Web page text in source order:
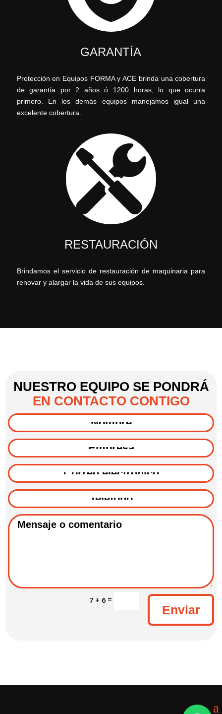
GARANTÍA
Protección en Equipos FORMA y ACE brinda una cobertura
de garantía por 2 años ó 1200 horas, lo que ocurra
primero. En los demás equipos manejamos igual una
excelente cobertura.
RESTAURACIÓN
Brindamos el servicio de restauración de maquinaria para
renovar y alargar la vida de sus equipos.
NUESTRO EQUIPO SE PONDRÁ
EN CONTACTO CONTIGO
7 + 6 =
Enviar